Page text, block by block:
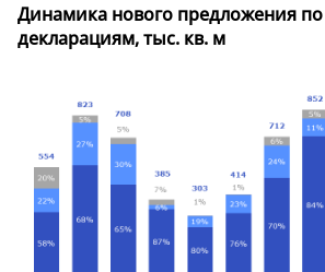
Динамика нового предложения
декларациям, тыс. кв. м